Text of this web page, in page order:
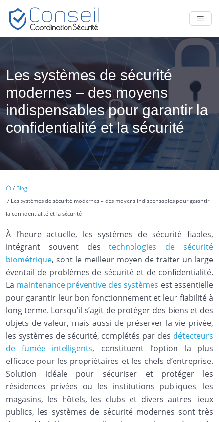
Les systèmes de sécurité
modernes – des moyens
indispensables pour garantir la
confidentialité et la sécurité
/ Blog
/ Les systèmes de sécurité modernes – des moyens indispensables pour garantir
la confidentialité et la sécurité
À l’heure actuelle, les systèmes de sécurité fiables,
intégrant souvent destechnologies de sécurité
biométrique, sont le meilleur moyen de traiter un large
éventail de problèmes de sécurité et de confidentialité.
La maintenance préventive des systèmes est essentielle
pour garantir leur bon fonctionnement et leur fiabilité à
long terme. Lorsqu’il s’agit de protéger des biens et des
objets de valeur, mais aussi de préserver la vie privée,
les systèmes de sécurité, complétés par des détecteurs
de fumée intelligents, constituent l’option la plus
efficace pour les propriétaires et les chefs d’entreprise.
Solution idéale pour sécuriser et protéger les
résidences privées ou les institutions publiques, les
magasins, les hôtels, les clubs et divers autres lieux
publics, les systèmes de sécurité modernes sont très